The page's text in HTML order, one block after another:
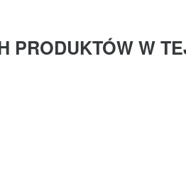
PRODUKTÓW W